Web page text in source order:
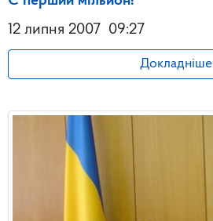
12 липня 2007 09:27
Докладніше